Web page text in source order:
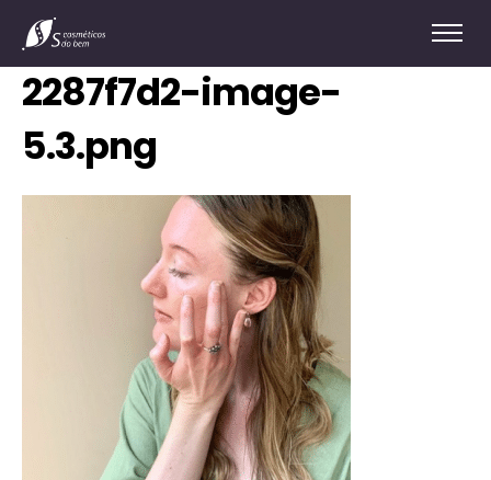
2287f7d2-image-
5.3.png